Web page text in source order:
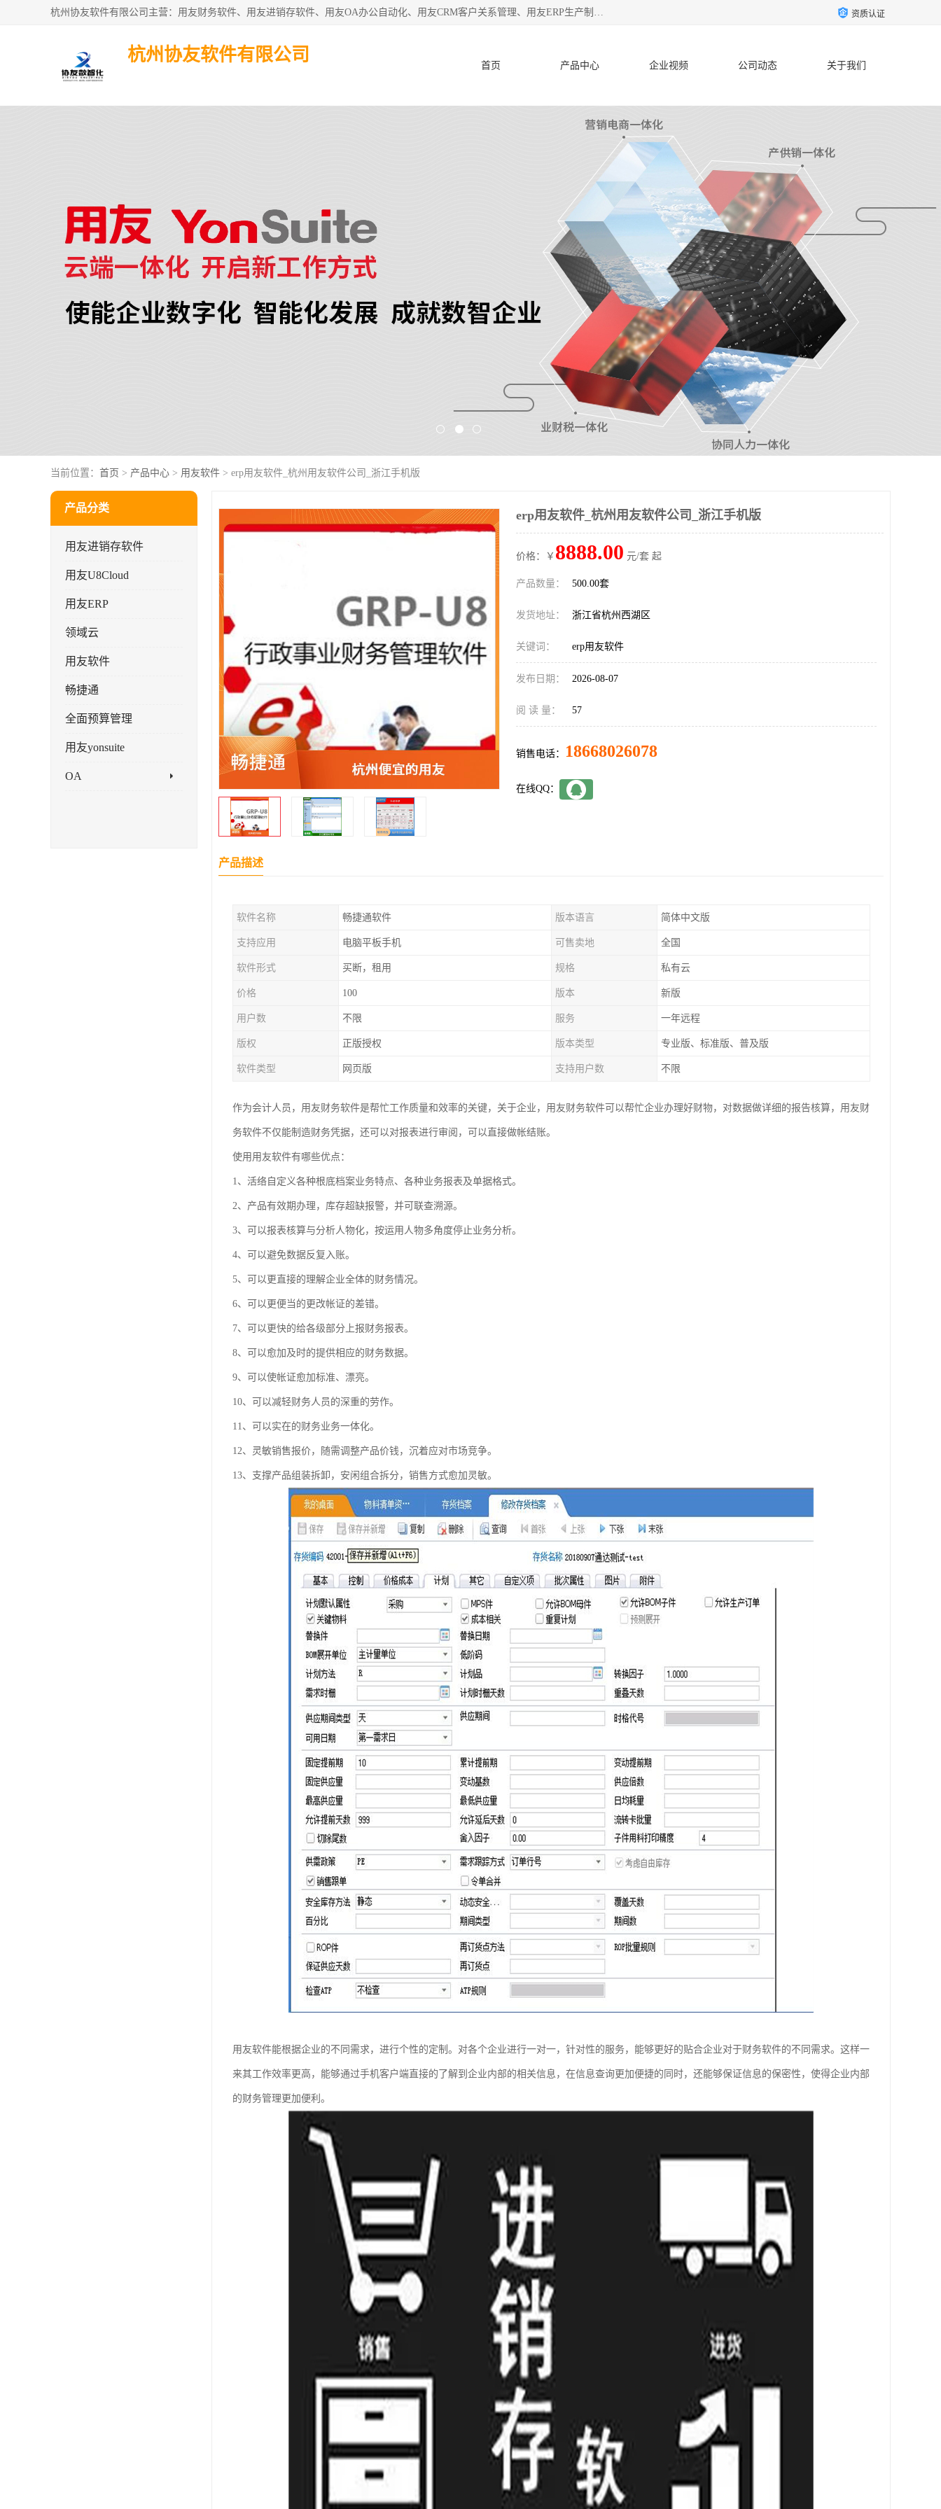
杭州协友软件有限公司主营：用友财务软件、用友进销存软件、用友OA办公自动化、用友CRM客户关系管理、用友ERP生产制造管理等;是一家用友管理软件咨询服务商。自创立至今，一直致力于为客户提供顾问式ERP管理解决方案务，为企业提供了财务管理、供应链和物流管理、生产制造管理、管理、知识与协同管理、客户关系管理等信息化建设领域的应用。 资质认证
杭州协友软件有限公司
首页 产品中心 企业视频 公司动态 关于我们
当前位置： 首页 > 产品中心 > 用友软件 > erp用友软件_杭州用友软件公司_浙江手机版
产品分类
用友进销存软件
用友U8Cloud
用友ERP
领域云
用友软件
畅捷通
全面预算管理
用友yonsuite
OA
erp用友软件_杭州用友软件公司_浙江手机版
价格：￥ 8888.00 元/套 起
产品数量： 500.00套
发货地址： 浙江省杭州西湖区
关键词： erp用友软件
发布日期： 2026-08-07
阅 读 量： 57
销售电话： 18668026078
在线QQ：
产品描述
软件名称 畅捷通软件 版本语言 简体中文版
支持应用 电脑平板手机 可售卖地 全国
软件形式 买断，租用 规格 私有云
价格 100 版本 新版
用户数 不限 服务 一年远程
版权 正版授权 版本类型 专业版、标准版、普及版
软件类型 网页版 支持用户数 不限
作为会计人员，用友财务软件是帮忙工作质量和效率的关键，关于企业，用友财务软件可以帮忙企业办理好财物，对数据做详细的报告核算，用友财
务软件不仅能制造财务凭据，还可以对报表进行审阅，可以直接做帐结账。
使用用友软件有哪些优点：
1、活络自定义各种根底档案业务特点、各种业务报表及单据格式。
2、产品有效期办理，库存超缺报警，并可联查溯源。
3、可以报表核算与分析人物化，按运用人物多角度停止业务分析。
4、可以避免数据反复入账。
5、可以更直接的理解企业全体的财务情况。
6、可以更便当的更改帐证的差错。
7、可以更快的给各级部分上报财务报表。
8、可以愈加及时的提供相应的财务数据。
9、可以使帐证愈加标准、漂亮。
10、可以减轻财务人员的深重的劳作。
11、可以实在的财务业务一体化。
12、灵敏销售报价，随需调整产品价钱，沉着应对市场竞争。
13、支撑产品组装拆卸，安闲组合拆分，销售方式愈加灵敏。
用友软件能根据企业的不同需求，进行个性的定制。对各个企业进行一对一，针对性的服务，能够更好的贴合企业对于财务软件的不同需求。这样一
来其工作效率更高，能够通过手机客户端直接的了解到企业内部的相关信息，在信息查询更加便捷的同时，还能够保证信息的保密性，使得企业内部
的财务管理更加便利。